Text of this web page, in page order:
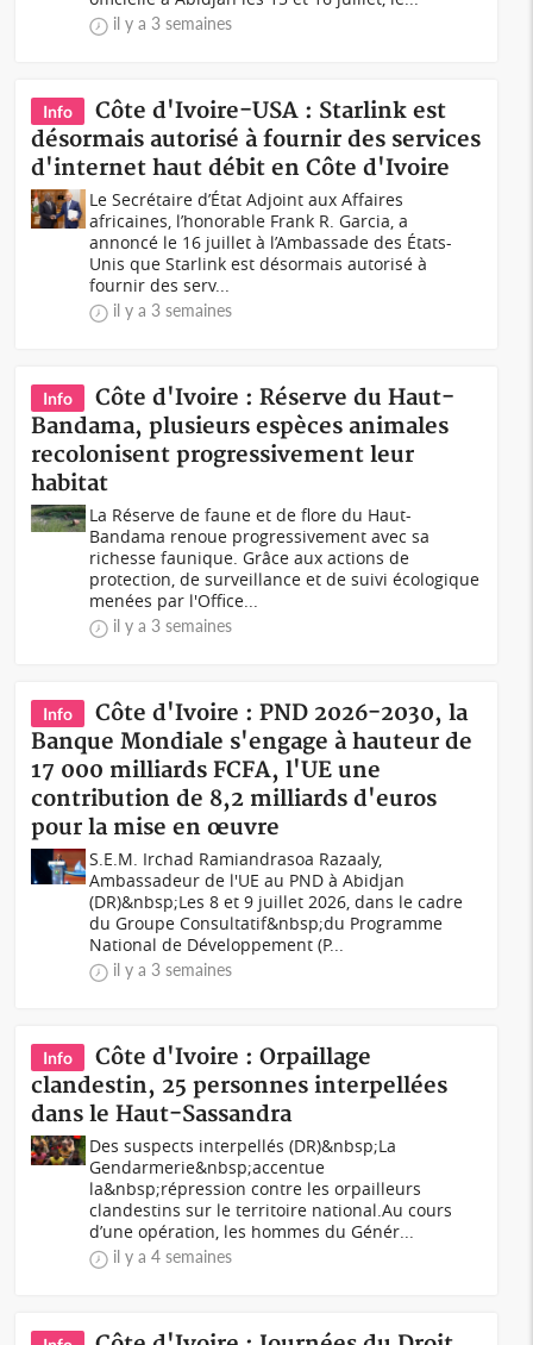
il y a 3 semaines
Info
Côte d'Ivoire-USA : Starlink est
désormais autorisé à fournir des services
d'internet haut débit en Côte d'Ivoire
Le Secrétaire d’État Adjoint aux Affaires
africaines, l’honorable Frank R. Garcia, a
annoncé le 16 juillet à l’Ambassade des États-
Unis que Starlink est désormais autorisé à
fournir des serv...
il y a 3 semaines
Info
Côte d'Ivoire : Réserve du Haut-
Bandama, plusieurs espèces animales
recolonisent progressivement leur
habitat
La Réserve de faune et de flore du Haut-
Bandama renoue progressivement avec sa
richesse faunique. Grâce aux actions de
protection, de surveillance et de suivi écologique
menées par l'Office...
il y a 3 semaines
Info
Côte d'Ivoire : PND 2026-2030, la
Banque Mondiale s'engage à hauteur de
17 000 milliards FCFA, l'UE une
contribution de 8,2 milliards d'euros
pour la mise en œuvre
S.E.M. Irchad Ramiandrasoa Razaaly,
Ambassadeur de l'UE au PND à Abidjan
(DR)&nbsp;Les 8 et 9 juillet 2026, dans le cadre
du Groupe Consultatif&nbsp;du Programme
National de Développement (P...
il y a 3 semaines
Info
Côte d'Ivoire : Orpaillage
clandestin, 25 personnes interpellées
dans le Haut-Sassandra
Des suspects interpellés (DR)&nbsp;La
Gendarmerie&nbsp;accentue
la&nbsp;répression contre les orpailleurs
clandestins sur le territoire national.Au cours
d’une opération, les hommes du Génér...
il y a 4 semaines